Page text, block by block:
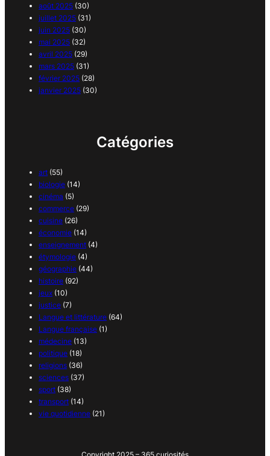
août 2025 (30)
juillet 2025 (31)
juin 2025 (30)
mai 2025 (32)
avril 2025 (29)
mars 2025 (31)
février 2025 (28)
janvier 2025 (30)
Catégories
art (55)
biologie (14)
cinéma (5)
commerce (29)
cuisine (26)
économie (14)
enseignement (4)
étymologie (4)
géographie (44)
histoire (92)
jeux (10)
justice (7)
Langue et littérature (64)
Langue française (1)
médecine (13)
politique (18)
religions (36)
sciences (37)
sport (38)
transport (14)
vie quotidienne (21)